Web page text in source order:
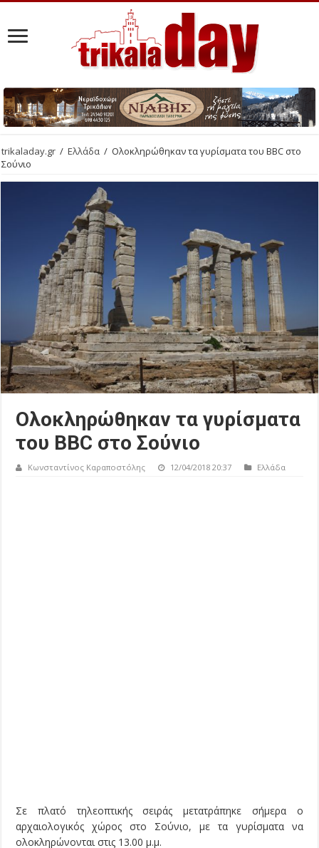
trikaladay.gr / Ελλάδα / Ολοκληρώθηκαν τα γυρίσματα του BBC στο
Σούνιο
Ολοκληρώθηκαν τα γυρίσματα
του BBC στο Σούνιο
Κωνσταντίνος Καραποστόλης 12/04/2018 20:37 Ελλάδα
Σε πλατό τηλεοπτικής σειράς μετατράπηκε σήμερα ο
αρχαιολογικός χώρος στο Σούνιο, με τα γυρίσματα να
ολοκληρώνονται στις 13.00 μ.μ.